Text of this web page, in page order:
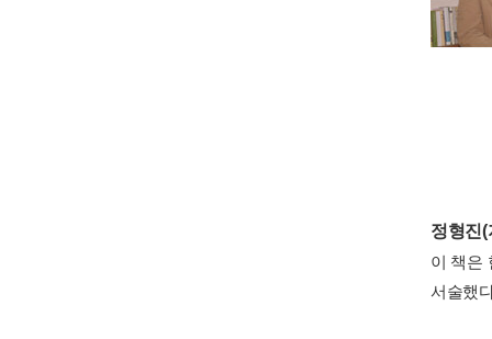
정형진(
이 책은
서술했